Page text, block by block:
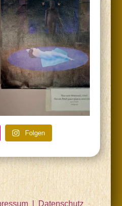
Fol­gen
|Datenschutz